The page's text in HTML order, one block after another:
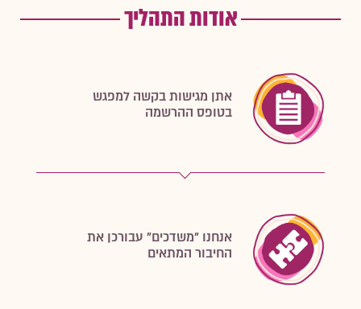
אודות התהליך
אתן מגישות בקשה למפגש
בטופס ההרשמה
אנחנו "משדכים" עבורכן את
החיבור המתאים